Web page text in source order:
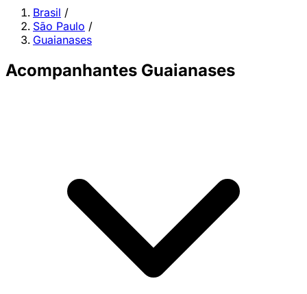
Brasil /
São Paulo /
Guaianases
Acompanhantes Guaianases